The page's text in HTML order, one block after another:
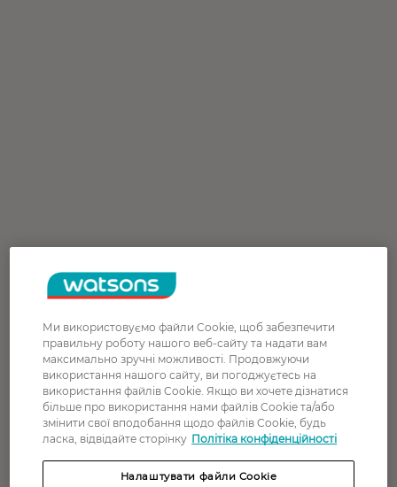
Ми використовуємо файли Cookie, щоб забезпечити
правильну роботу нашого веб-сайту та надати вам
максимально зручні можливості. Продовжуючи
використання нашого сайту, ви погоджуєтесь на
використання файлів Cookie. Якщо ви хочете дізнатися
більше про використання нами файлів Cookie та/або
змінити свої вподобання щодо файлів Cookie, будь
ласка, відвідайте сторінку Політіка конфіденційності
Налаштувати файли Cookie